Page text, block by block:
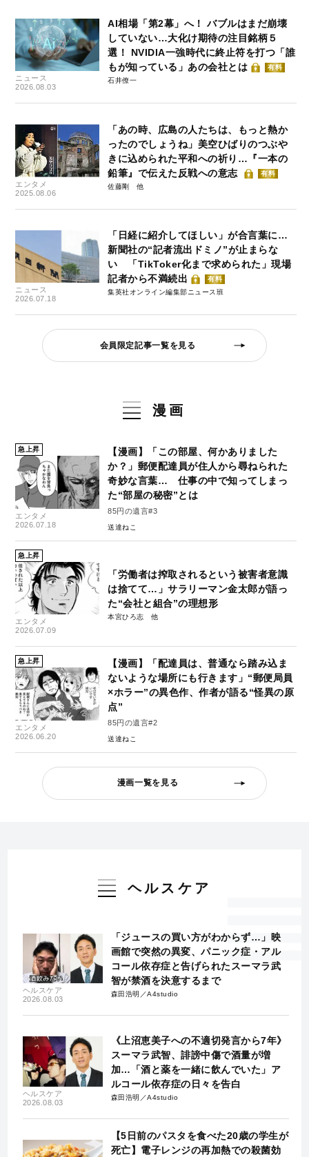
ニュース
2026.08.03
AI相場「第2幕」へ！ バブルはまだ崩壊
していない…大化け期待の注目銘柄５
選！ NVIDIA一強時代に終止符を打つ「誰
もが知っている」あの会社とは
有料
石井僚一
エンタメ
2025.08.06
「あの時、広島の人たちは、もっと熱か
ったのでしょうね」美空ひばりのつぶや
きに込められた平和への祈り…『一本の
鉛筆』で伝えた反戦への意志
有料
佐藤剛
ニュース
2026.07.18
「日経に紹介してほしい」が合言葉に…
新聞社の“記者流出ドミノ”が止まらな
い 「TikToker化まで求められた」現場
記者から不満続出
有料
集英社オンライン編集部ニュース班
会員限定記事一覧を見る
漫画
急上昇
エンタメ
2026.07.18
【漫画】「この部屋、何かありました
か？」郵便配達員が住人から尋ねられた
奇妙な言葉… 仕事の中で知ってしまっ
た“部屋の秘密”とは
85円の遺言#3
送達ねこ
急上昇
エンタメ
2026.07.09
「労働者は搾取されるという被害者意識
は捨てて…」サラリーマン金太郎が語っ
た“会社と組合”の理想形
本宮ひろ志
急上昇
エンタメ
2026.06.20
【漫画】「配達員は、普通なら踏み込ま
ないような場所にも行きます」“郵便局員
×ホラー”の異色作、作者が語る“怪異の原
点”
85円の遺言#2
送達ねこ
漫画一覧を見る
ヘルスケア
ヘルスケア
2026.08.03
「ジュースの買い方がわからず…」映
画館で突然の異変、パニック症・アル
コール依存症と告げられたスーマラ武
智が禁酒を決意するまで
森田浩明／A4studio
ヘルスケア
2026.08.03
《上沼恵美子への不適切発言から7年》
スーマラ武智、誹謗中傷で酒量が増
加…「酒と薬を一緒に飲んでいた」ア
ルコール依存症の日々を告白
森田浩明／A4studio
【5日前のパスタを食べた20歳の学生が
死亡】電子レンジの再加熱での殺菌効